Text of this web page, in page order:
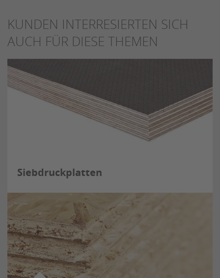
KUNDEN INTERRESIERTEN SICH
AUCH FÜR DIESE THEMEN
Siebdruckplatten